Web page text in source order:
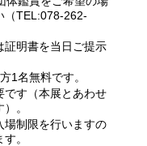
（TEL:078-262-
明書を当日ご提示
1名無料です。
す（本展とあわせ
。
制限を行いますの
。